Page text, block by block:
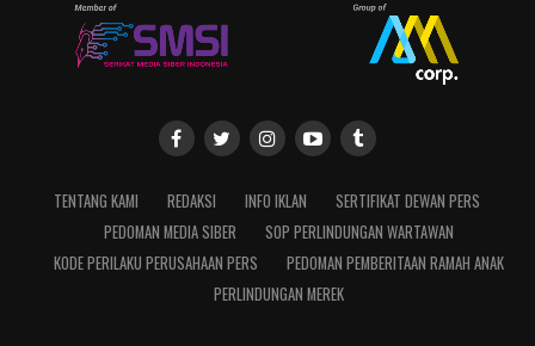
TENTANG KAMI REDAKSI INFO IKLAN
SERTIFIKAT DEWAN PERS
PEDOMAN MEDIA SIBER
SOP PERLINDUNGAN WARTAWAN
KODE PERILAKU PERUSAHAAN PERS
PEDOMAN PEMBERITAAN RAMAH ANAK
PERLINDUNGAN MEREK